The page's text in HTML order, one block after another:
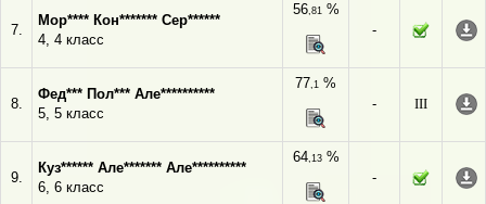
7.
Мор**** Кон******* Сер******
4, 4 класс
56,81%
-
8.
Фед*** Пол*** Але**********
5, 5 класс
77,1 %
-
III
9.
Куз****** Але******* Але**********
6, 6 класс
64,13%
-